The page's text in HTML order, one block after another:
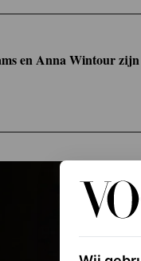
en Anna Wintour